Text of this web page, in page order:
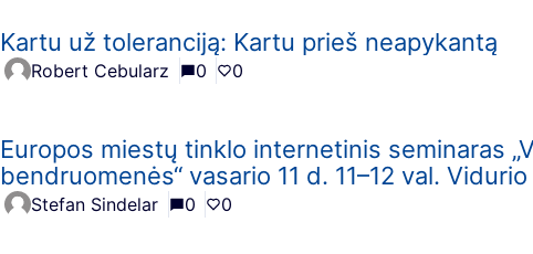
Kartu už toleranciją: Kartu prieš neapykantą
Robert Cebularz 0 0
Europos miestų tinklo internetinis seminaras
bendruomenės“ vasario 11 d. 11–12 val.
Stefan Sindelar 0 0